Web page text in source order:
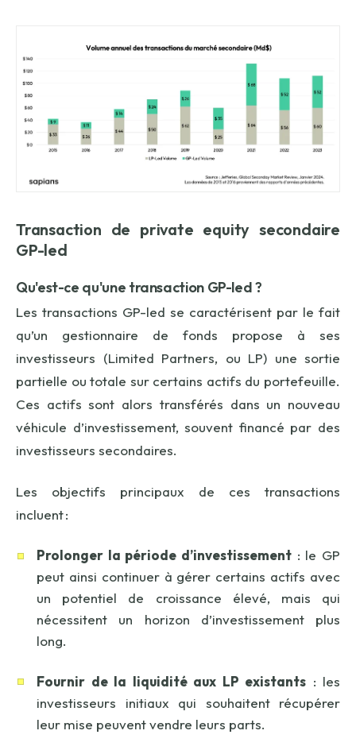
Transaction de private equity secondaire
GP-led
Qu'est-ce qu'une transaction GP-led?
Les transactions GP-led se caractérisent par le fait
qu’un gestionnaire de fonds propose à ses
investisseurs (Limited Partners, ou LP) une sortie
partielle ou totale sur certains actifs du portefeuille.
Ces actifs sont alors transférés dans un nouveau
véhicule d’investissement, souvent financé par des
investisseurs secondaires.
Les objectifs principaux de ces transactions
incluent :
Prolonger la période d’investissement : le GP
peut ainsi continuer à gérer certains actifs avec
un potentiel de croissance élevé, mais qui
nécessitent un horizon d’investissement plus
long.
Fournir de la liquidité aux LP existants : les
investisseurs initiaux qui souhaitent récupérer
leur mise peuvent vendre leurs parts.